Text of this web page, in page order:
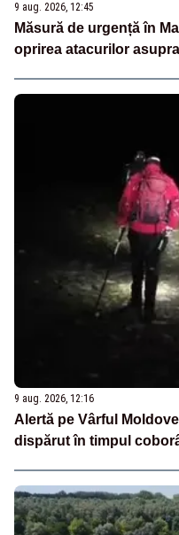
9 aug. 2026, 12:45
Măsură de urgență în
oprirea atacurilor
9 aug. 2026, 12:16
Alertă pe Vârful
dispărut în timpul